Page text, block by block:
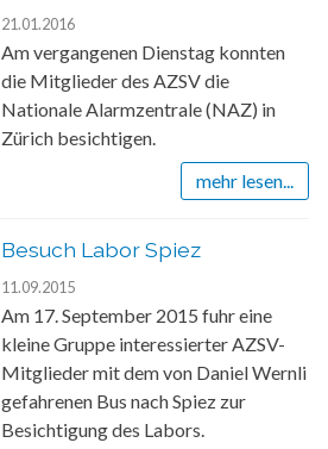
21.01.2016
Am vergangenen Dienstag konnten
die Mitglieder des AZSV die
Nationale Alarmzentrale (NAZ) in
Zürich besichtigen.
mehr lesen...
Besuch Labor Spiez
11.09.2015
Am 17. September 2015 fuhr eine
kleine Gruppe interessierter AZSV-
Mitglieder mit dem von Daniel Wernli
gefahrenen Bus nach Spiez zur
Besichtigung des Labors.